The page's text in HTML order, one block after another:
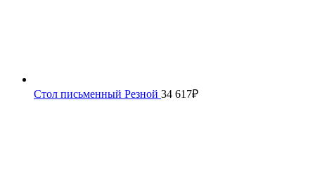
Стол письменный Резной 34 617₽